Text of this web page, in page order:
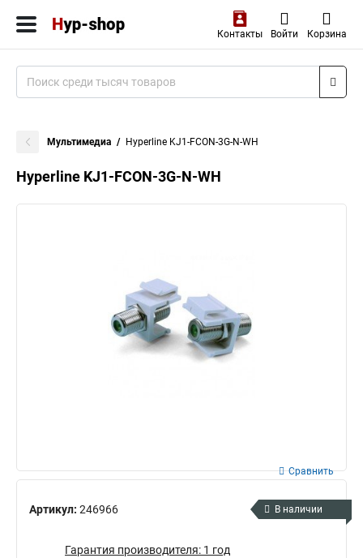
Контакты Войти Корзина
Мультимедиа Hyperline KJ1-FCON-3G-N-WH
Hyperline KJ1-FCON-3G-N-WH
Артикул: 246966
Сравнить
В наличии
Гарантия производителя: 1 год